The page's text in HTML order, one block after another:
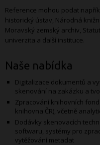
Reference mohou podat
historický ústav, Národná
Moravský zemský archiv,
univerzita a další instituce.
Naše nabídka
Digitalizace dokumentů a
skenování na zakázku a
Zpracování knihovních
knihovna ČR), včetně
Dodávky skenovacích
softwaru, systémy pro
vytěžování metadat